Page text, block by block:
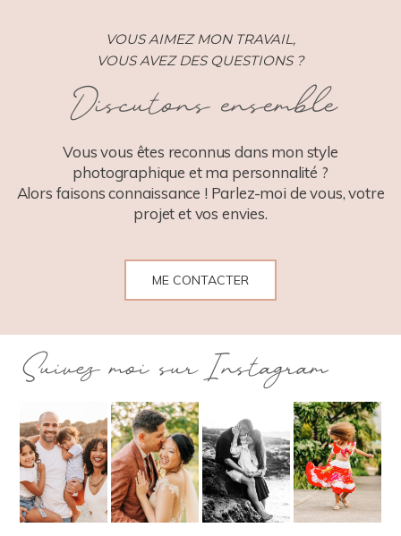
VOUS AIMEZ MON TRAVAIL,
VOUS AVEZ DES QUESTIONS ?
Discutons ensemble
Vous vous êtes reconnus dans mon style
photographique et ma personnalité ?
Alors faisons connaissance ! Parlez-moi de vous, votre
projet et vos envies.
ME CONTACTER
Suivez moi sur Instagram